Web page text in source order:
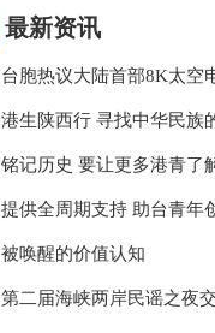
最新资讯
台胞热议大陆首部8K太空
港生陕西行 寻找中华民族
铭记历史 要让更多港青了
提供全周期支持 助台青年
被唤醒的价值认知
第二届海峡两岸民谣之夜